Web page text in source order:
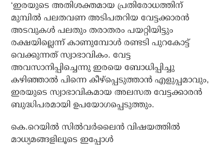
‘ഇരയുടെ അതിശക്തമായ പ്രതിരോധത്തിന്
മുമ്പില്‍ പലതവണ അടിപതറിയ വേട്ടക്കാരന്‍
അടവുകള്‍ പലതും തരാതരം പയറ്റിയിട്ടും
രക്ഷയില്ലെന്ന് കാണുമ്പോള്‍ രണ്ടടി പുറകോട്ട്
വെക്കുന്നത് സ്വാഭാവികം. വേട്ട
അവസാനിപ്പിച്ചെന്നു ഇരയെ ബോധിപ്പിച്ചു
കഴിഞ്ഞാല്‍ പിന്നെ കീഴ്പ്പെടുത്താന്‍ എളുപ്പമാവും,
ഇരയുടെ സ്വാഭാവികമായ അലസത വേട്ടക്കാരന്‍
ബുദ്ധിപരമായി ഉപയോഗപ്പെടുത്തും.
കെ.റെയില്‍ സില്‍വര്‍ലൈന്‍ വിഷയത്തില്‍
മാധ്യമങ്ങളിലൂടെ ഇപ്പോള്‍